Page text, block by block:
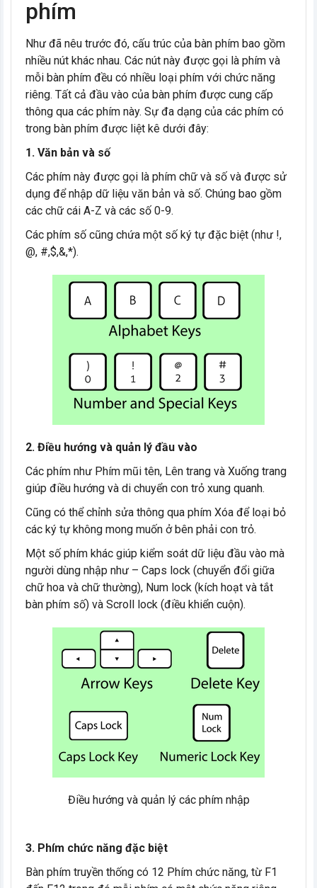
phím
Như đã nêu trước đó, cấu trúc của bàn phím bao gồm
nhiều nút khác nhau. Các nút này được gọi là phím và
mỗi bàn phím đều có nhiều loại phím với chức năng
riêng. Tất cả đầu vào của bàn phím được cung cấp
thông qua các phím này. Sự đa dạng của các phím có
trong bàn phím được liệt kê dưới đây:
1. Văn bản và số
Các phím này được gọi là phím chữ và số và được sử
dụng để nhập dữ liệu văn bản và số. Chúng bao gồm
các chữ cái A-Z và các số 0-9.
Các phím số cũng chứa một số ký tự đặc biệt (như !,
@, #,$,&,*).
2. Điều hướng và quản lý đầu vào
Các phím như Phím mũi tên, Lên trang và Xuống trang
giúp điều hướng và di chuyển con trỏ xung quanh.
Cũng có thể chỉnh sửa thông qua phím Xóa để loại bỏ
các ký tự không mong muốn ở bên phải con trỏ.
Một số phím khác giúp kiểm soát dữ liệu đầu vào mà
người dùng nhập như – Caps lock (chuyển đổi giữa
chữ hoa và chữ thường), Num lock (kích hoạt và tắt
bàn phím số) và Scroll lock (điều khiển cuộn).
Điều hướng và quản lý các phím nhập
3. Phím chức năng đặc biệt
Bàn phím truyền thống có 12 Phím chức năng, từ F1